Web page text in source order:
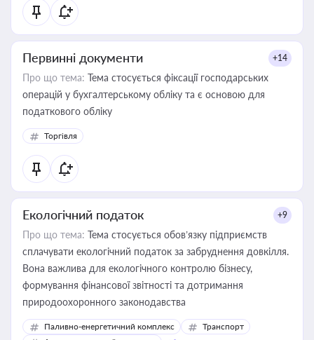
Первинні документи +14
Про що тема: Тема стосується фіксації господарських
операцій у бухгалтерському обліку та є основою для
податкового обліку
Торгівля
Екологічний податок +9
Про що тема: Тема стосується обов’язку підприємств
сплачувати екологічний податок за забруднення довкілля.
Вона важлива для екологічного контролю бізнесу,
формування фінансової звітності та дотримання
природоохоронного законодавства
Паливно-енергетичний комплекс
Транспорт